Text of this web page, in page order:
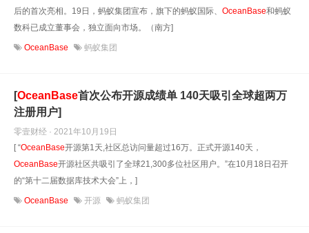
后的首次亮相。19日，蚂蚁集团宣布，旗下的蚂蚁国际、 OceanBase和蚂蚁
数科已成立董事会，独立面向市场。（南方]
OceanBase 蚂蚁集团
[OceanBase首次公布开源成绩单 140天吸引全球超两万
注册用户]
零壹财经 · 2021年10月19日
[ “OceanBase开源第1天,社区总访问量超过16万。正式开源140天，
OceanBase开源社区共吸引了全球21,300多位社区用户。”在10月18日召开
的“第十二届数据库技术大会”上，]
OceanBase 开源 蚂蚁集团